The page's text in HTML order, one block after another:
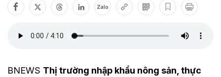
Zalo
BNEWS Thị trường nhập khẩu nông sản, thực